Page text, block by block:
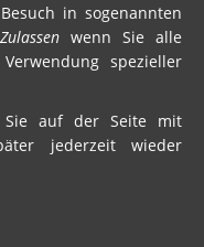
in sogenannten
Zulassenwenn Sie alle
spezieller
Sie auf der Seite mit
jederzeit wieder